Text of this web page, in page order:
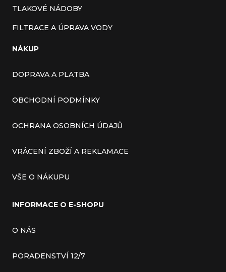
TLAKOVÉ NÁDOBY
FILTRACE A ÚPRAVA VODY
NÁKUP
DOPRAVA A PLATBA
OBCHODNÍ PODMÍNKY
OCHRANA OSOBNÍCH ÚDAJŮ
VRÁCENÍ ZBOŽÍ A REKLAMACE
VŠE O NÁKUPU
INFORMACE O E-SHOPU
O NÁS
PORADENSTVÍ 12/7